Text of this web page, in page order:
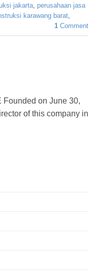
jakarta, perusahaan jasa
karawang barat,
1 Comment
Founded on June 30,
of this company in